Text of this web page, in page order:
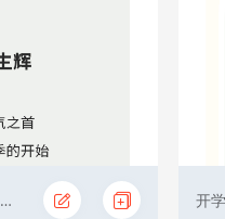
立春节气春季春天二十四节气节气习俗古风